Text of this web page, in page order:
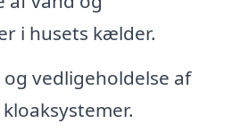
i husets kælder.
vedligeholdelse af